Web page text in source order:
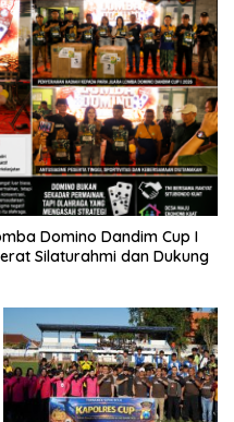
Domino Dandim Cup I
Silaturahmi dan Dukung